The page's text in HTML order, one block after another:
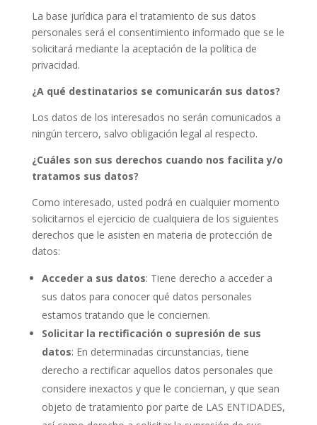
La base jurídica para el tratamiento de sus datos
personales será el consentimiento informado que se le
solicitará mediante la aceptación de la política de
privacidad.
¿A qué destinatarios se comunicarán sus datos?
Los datos de los interesados no serán comunicados a
ningún tercero, salvo obligación legal al respecto.
¿Cuáles son sus derechos cuando nos facilita y/o
tratamos sus datos?
Como interesado, usted podrá en cualquier momento
solicitarnos el ejercicio de cualquiera de los siguientes
derechos que le asisten en materia de protección de
datos:
Acceder a sus datos: Tiene derecho a acceder a
sus datos para conocer qué datos personales
estamos tratando que le conciernen.
Solicitar la rectificación o supresión de sus
datos: En determinadas circunstancias, tiene
derecho a rectificar aquellos datos personales que
considere inexactos y que le conciernan, y que sean
objeto de tratamiento por parte de LAS ENTIDADES,